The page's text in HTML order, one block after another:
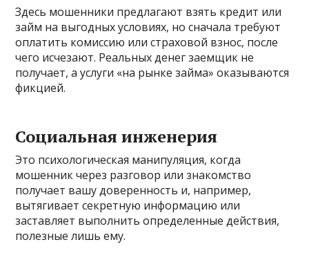
Здесь мошенники предлагают взять кредит или
займ на выгодных условиях, но сначала требуют
оплатить комиссию или страховой взнос, после
чего исчезают. Реальных денег заемщик не
получает, а услуги «на рынке займа» оказываются
фикцией.
Социальная инженерия
Это психологическая манипуляция, когда
мошенник через разговор или знакомство
получает вашу доверенность и, например,
вытягивает секретную информацию или
заставляет выполнить определенные действия,
полезные лишь ему.